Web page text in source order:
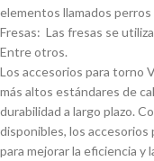
elementos llamados
Fresas: Las fresas se
Entre otros.
Los accesorios para torno
más altos estándares de
durabilidad a largo plazo.
disponibles, los
para mejorar la eficiencia y